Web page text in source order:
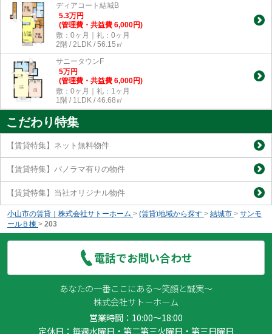
ディアコート結城B
5.3万円
(管理費・共益費 6,000円)
敷：0ヶ月｜礼：0ヶ月
2階 / 2LDK / 56.15㎡
サニータウンF
5万円
(管理費・共益費 6,000円)
敷：0ヶ月｜礼：1ヶ月
1階 / 1LDK / 46.68㎡
こだわり特集
【賃貸特集】ネット無料物件
【賃貸特集】パノラマ有りの物件
【賃貸特集】当社オリジナル物件
小山市の賃貸｜株式会社サトーホーム > (賃貸)地域から探す > 結城市 > サンモ
ールＢ棟 > 203
電話でお問い合わせ
あなたの一番ここにある～笑顔と誠実～
株式会社サトーホーム
営業時間：10:00～18:00
定休日：毎週水曜日・第二第三火曜日・第三日曜日